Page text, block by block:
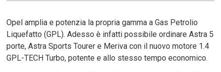
Opel amplia e potenzia la propria gamma a Gas Petrolio
Liquefatto (GPL). Adesso è infatti possibile ordinare Astra 5
porte, Astra Sports Tourer e Meriva con il nuovo motore 1.4
GPL-TECH Turbo, potente e allo stesso tempo economico.